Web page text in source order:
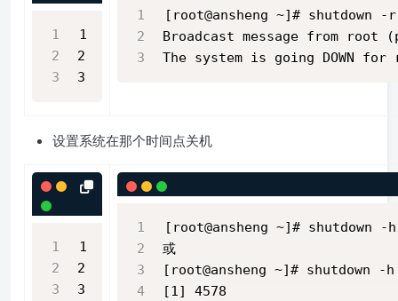
1
2
3
[root@ansheng ~]# shutdown -
Broadcast message from
The system is going DOWN
设置系统在那个时间点关机
1
2
3
[root@ansheng ~]# shutdown -
或
[root@ansheng ~]# shutdown -
[1] 4578